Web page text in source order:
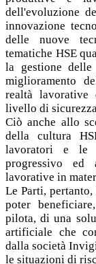
dell'evoluzione
innovazione
delle nuove
tematiche HSE
la gestione
miglioramento
realtà lavorative
livello di
Ciò anche allo
della cultura
lavoratori e le
progressivo ed
lavorative in
Le Parti,
poter
pilota, di una
artificiale che
dalla società
le situazioni di